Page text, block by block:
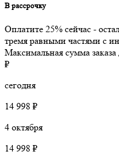
В рассрочку
Оплатите 25% сейчас -
тремя равными частями с
Максимальная сумма
₽
сегодня
14 998 ₽
4 октября
14 998 ₽